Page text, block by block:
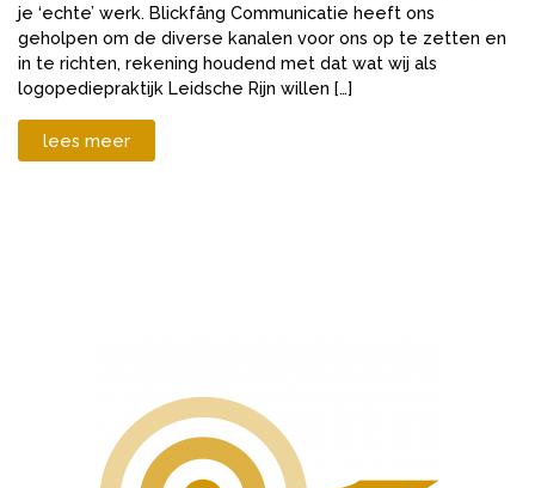
je ‘echte’ werk. Blickfång Communicatie heeft ons
geholpen om de diverse kanalen voor ons op te zetten en
in te richten, rekening houdend met dat wat wij als
logopediepraktijk Leidsche Rijn willen […]
lees meer